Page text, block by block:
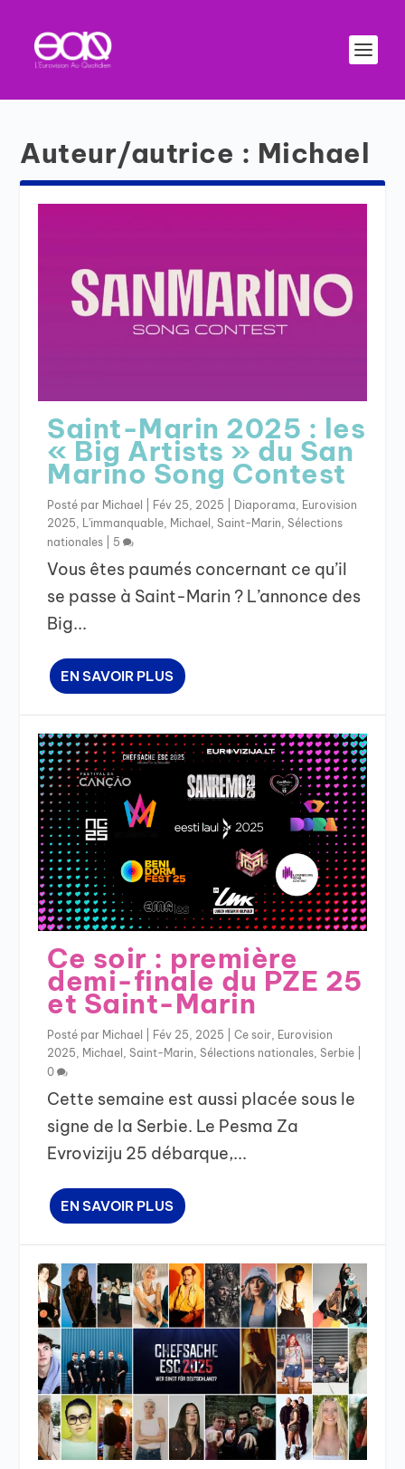
Auteur/autrice : Michael
Saint-Marin 2025 : les
« Big Artists » du San
Marino Song Contest
Posté par Michael Fév 25, 2025 Diaporama
Eurovision
2025
L'immanquable Michael ,Saint-Marin ,Sélections
nationales
5
Vous êtes paumés concernant ce qu’il
se passe à Saint-Marin ? L’annonce des
Big...
EN SAVOIR PLUS
Ce soir : première
demi-finale du PZE 25
et Saint-Marin
Posté par Michael Fév 25, 2025 |Ce soir Eurovision
2025 Michael ,Saint-Marin ,Sélections nationales ,Serbie
0
Cette semaine est aussi placée sous le
signe de la Serbie. Le Pesma Za
Evroviziju 25 débarque,...
EN SAVOIR PLUS